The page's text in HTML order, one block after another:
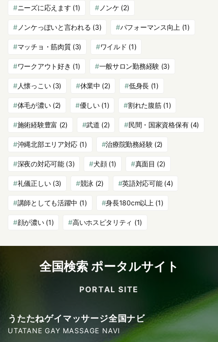
ニーズに応えます (1) ノンケ (2)
ノンケっぽいと言われる (3) パフォーマンス向上 (1)
マッチョ・筋肉質(3) ワイルド (1)
ワークアウト好き (1) 一般サロン勤務経験(3)
人懐っこい(3) 休業中 (2) 低身長 (1)
体毛が濃い(2) 優しい(1) 割れた腹筋(1)
施術経験豊富 (2) 武道 (2) 民間・国家資格保有(4)
沖縄北部エリア対応 (1) 治療院勤務経験(2)
深夜の対応可能(3) 犬顔(1) 真面目 (2)
礼儀正しい(3) 競泳 (2) 英語対応可能(4)
講師としても活躍中 (1) 身長180cm以上 (1)
顔が濃い(1) 高いホスピタリティ (1)
全国検索 ポータルサイト
PORTAL SITE
うたたねゲイマッサージ全国ナビ
UTATANE GAY MASSAGE NAVI